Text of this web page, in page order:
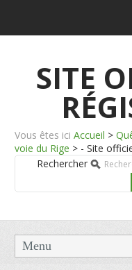
SITE
Vous êtes ici Accueil >
voie du Rige > - Site
Rechercher
Menu